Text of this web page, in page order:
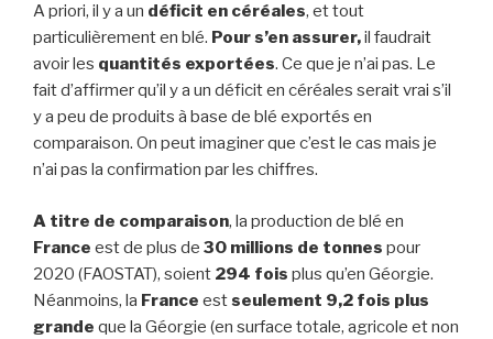
A priori, il y a un déficit en céréales, et tout
particulièrement en blé. Pour s’en assurer,il faudrait
avoir les quantités exportées. Ce que je n’ai pas. Le
fait d’affirmer qu’il y a un déficit en céréales serait vrai s’il
y a peu de produits à base de blé exportés en
comparaison. On peut imaginer que c’est le cas mais je
n’ai pas la confirmation par les chiffres.
A titre de comparaison, la production de blé en
France est de plus de 30 millions de tonnes pour
2020 (FAOSTAT), soient 294 fois plus qu’en Géorgie.
Néanmoins, la France estseulement 9,2 fois plus
grande que la Géorgie (en surface totale, agricole et non